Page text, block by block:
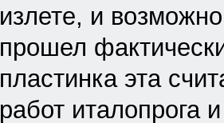
излете, и
прошел
пластинка эта
работ италопрога